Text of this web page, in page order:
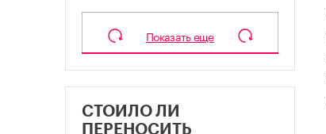
Показать еще
СТОИЛО ЛИ
ПЕРЕНОСИТЬ